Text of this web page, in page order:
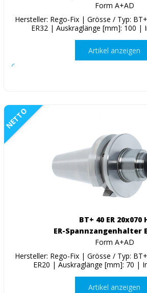
Form A+AD
Hersteller: Rego-Fix | Grösse / Typ:
ER32 | Auskraglänge [mm]: 100 |
Artikel anzeigen
NETTO
BT+ 40 ER 20x070
ER-Spannzangenhalter
Form A+AD
Hersteller: Rego-Fix | Grösse / Typ:
ER20 | Auskraglänge [mm]: 70 |
Artikel anzeigen